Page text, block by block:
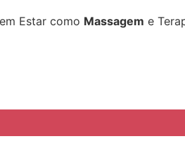
Estar como Massagem e